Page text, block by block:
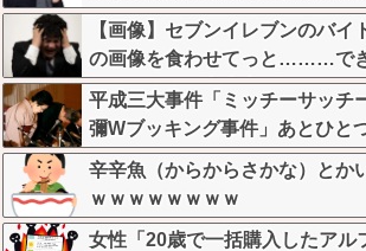
【画像】セブンイレブンのバイ
の画像を食わせてっと………で
もないものが出来上がってしま
平成三大事件「ミッチーサッチ
彌Wブッキング事件」あとひと
辛辛魚（からからさかな）とか
ｗｗｗｗｗｗｗｗ
女性「20歳で一括購入したアル